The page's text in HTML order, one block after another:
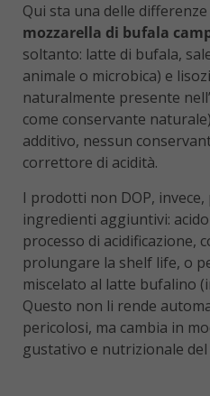
Qui sta una delle
mozzarella di bufala
soltanto: latte di bufala,
animale o microbica) e
naturalmente presente
come conservante
additivo, nessun
correttore di acidità.
I prodotti non DOP,
ingredienti aggiuntivi:
processo di acidificazione,
prolungare la shelf life, o
miscelato al latte bufalino
Questo non li rende
pericolosi, ma cambia in
gustativo e nutrizionale